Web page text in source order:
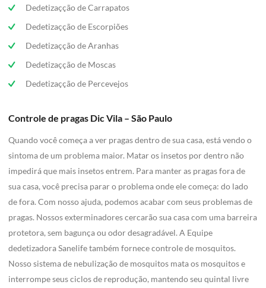
Dedetizaçção de Carrapatos
Dedetizaçção de Escorpiões
Dedetizaçção de Aranhas
Dedetizaçção de Moscas
Dedetizaçção de Percevejos
Controle de pragas Dic Vila – São Paulo
Quando você começa a ver pragas dentro de sua casa, está vendo o
sintoma de um problema maior. Matar os insetos por dentro não
impedirá que mais insetos entrem. Para manter as pragas fora de
sua casa, você precisa parar o problema onde ele começa: do lado
de fora. Com nosso ajuda, podemos acabar com seus problemas de
pragas. Nossos exterminadores cercarão sua casa com uma barreira
protetora, sem bagunça ou odor desagradável. A Equipe
dedetizadora Sanelife também fornece controle de mosquitos.
Nosso sistema de nebulização de mosquitos mata os mosquitos e
interrompe seus ciclos de reprodução, mantendo seu quintal livre